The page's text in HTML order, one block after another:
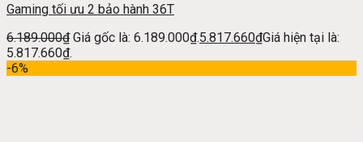
Gaming tối ưu 2 bảo hành 36T
6.189.000₫ Giá gốc là: 6.189.000₫.5.817.660₫Giá hiện tại là:
5.817.660₫.
-6%